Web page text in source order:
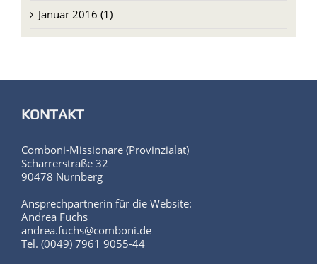
Februar 2016 (5)
KONTAKT
Comboni-Missionare (Provinzialat)
90478 Nürnberg
Ansprechpartnerin für die Website:
Andrea Fuchs